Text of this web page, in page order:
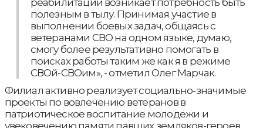
полезным в тылу. Принимая участие в
выполнении боевых задач, общаясь с
ветеранами СВО на одном языке, думаю,
смогу более результативно помогать в
поисках работы таким же как я в режиме
СВОй-СВОим», - отметил Олег Марчак.
Филиал активно реализует социально-значимые
проекты по вовлечению ветеранов в
патриотическое воспитание молодежи и
увековечению памяти павших земляков-героев